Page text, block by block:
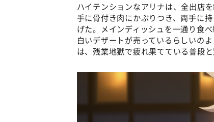
ハイテンションなアリナは、全出店
手に骨付き肉にかぶりつき、両手に
げた。メインディッシュを一通り食
白いデザートが売っているらしいの
は、残業地獄で疲れ果てている普段と